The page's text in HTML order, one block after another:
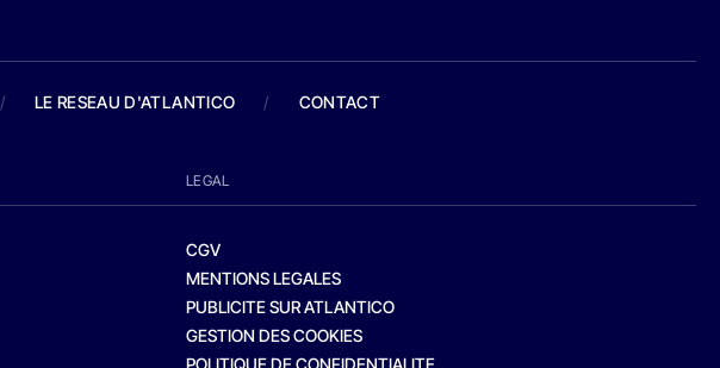
/ LE RESEAU D'ATLANTICO / CONTACT
LEGAL
CGV
MENTIONS LEGALES
PUBLICITE SUR ATLANTICO
GESTION DES COOKIES
POLITIQUE DE CONFIDENTIALITE